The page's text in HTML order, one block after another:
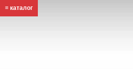
≡ каталог